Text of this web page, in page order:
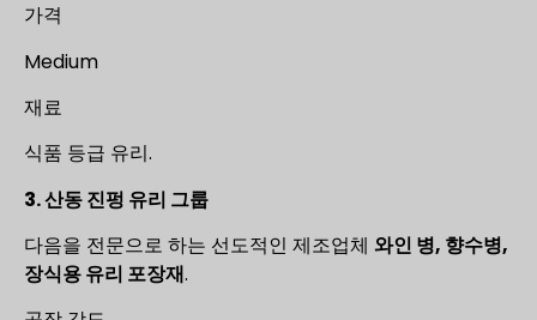
가격
Medium
재료
식품 등급 유리.
3. 산동 진펑 유리 그룹
다음을 전문으로 하는 선도적인 제조업체 와인 병, 향수병,
장식용 유리 포장재.